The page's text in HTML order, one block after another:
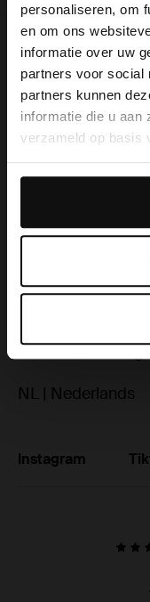
personaliseren, om
en om ons
informatie over uw
partners voor social
partners kunnen
informatie die u aan
verzameld op basis
Daarnaast werken
advertentie- en
hoe Google uw
99.99
Over Sacha
Klantenservice
Ruilen &
Studentenkorting
NL | Nederlands
Instagram
View this
It looks like
you like to
Yes, switch
English